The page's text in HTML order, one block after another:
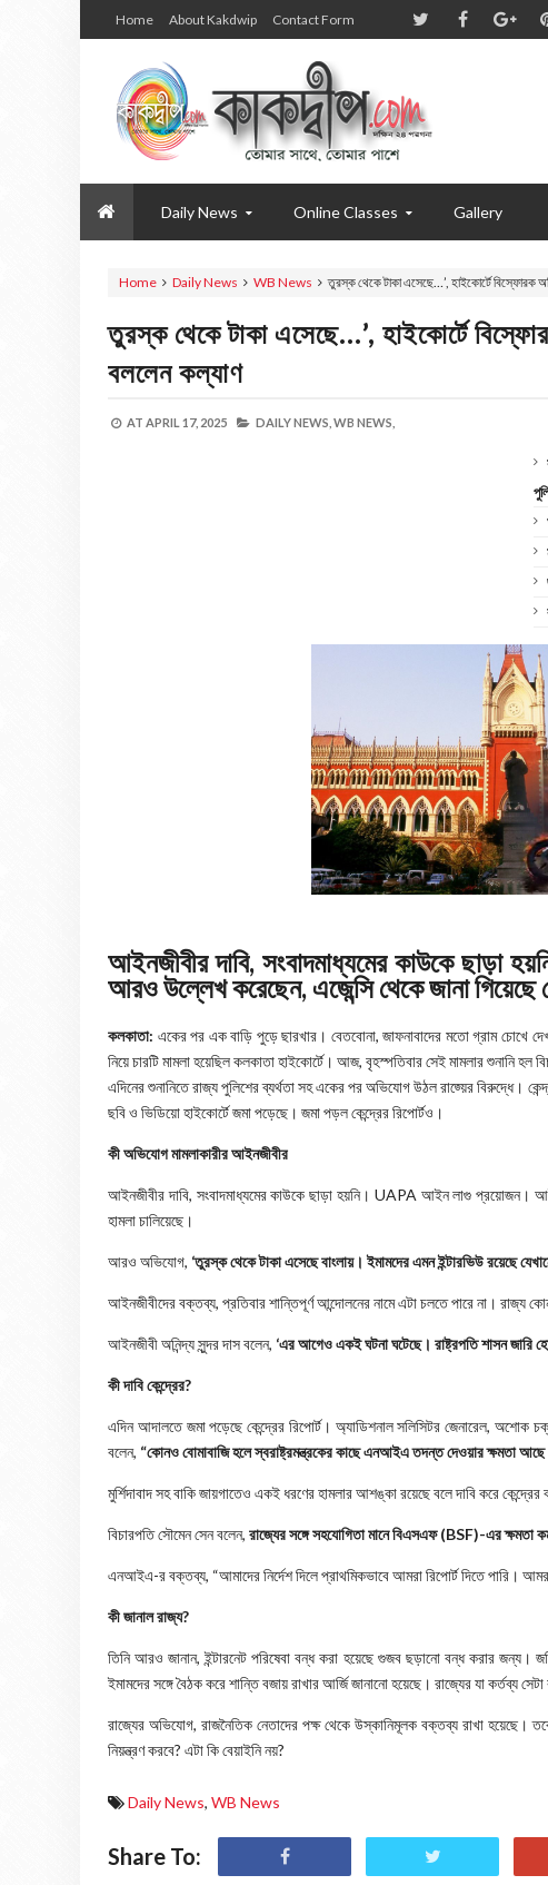
Home About Kakdwip Contact Form
Daily News Online Classes Gallery
Home Daily News WB News তুরস্ক থেকে টাকা এসেছে…’, হাইকোর্টে বিস্ফোরক
তুরস্ক থেকে টাকা এসেছে…’, হাইকোর্টে
বললেন কল্যাণ
AT APRIL 17, 2025 DAILY NEWS, WB NEWS,
আইনজীবীর দাবি, সংবাদমাধ্যমের কাউকে
আরও উল্লেখ করেছেন, এজেন্সি থেকে জানা গিয়েছে
কলকাতা: একের পর এক বাড়ি পুড়ে ছারখার। বেতবোনা, জাফনাবাদের মতো গ্রাম চোখে
নিয়ে চারটি মামলা হয়েছিল কলকাতা হাইকোর্টে। আজ, বৃহস্পতিবার সেই মামলার শুনানি হল
এদিনের শুনানিতে রাজ্য পুলিশের ব্যর্থতা সহ একের পর অভিযোগ উঠল রাজ্য়ের বিরুদ্ধে।
ছবি ও ভিডিয়ো হাইকোর্টে জমা পড়েছে। জমা পড়ল কেন্দ্রের রিপোর্টও।
কী অভিযোগ মামলাকারীর আইনজীবীর
আইনজীবীর দাবি, সংবাদমাধ্যমের কাউকে ছাড়া হয়নি। UAPA আইন লাগু প্রয়োজন।
হামলা চালিয়েছে।
আরও অভিযোগ, ‘তুরস্ক থেকে টাকা এসেছে বাংলায়। ইমামদের এমন ইন্টারভিউ রয়েছে
আইনজীবীদের বক্তব্য, প্রতিবার শান্তিপূর্ণ আন্দোলনের নামে এটা চলতে পারে না। রাজ্য
আইনজীবী অনিন্দ্য সুন্দর দাস বলেন, ‘এর আগেও একই ঘটনা ঘটেছে। রাষ্ট্রপতি শাসন জারি
কী দাবি কেন্দ্রের?
এদিন আদালতে জমা পড়েছে কেন্দ্রের রিপোর্ট। অ্যাডিশনাল সলিসিটর জেনারেল, অশোক
বলেন, “কোনও বোমাবাজি হলে স্বরাষ্ট্রমন্ত্রকের কাছে এনআইএ তদন্ত দেওয়ার ক্ষমতা
মুর্শিদাবাদ সহ বাকি জায়গাতেও একই ধরণের হামলার আশঙ্কা রয়েছে বলে দাবি করে
বিচারপতি সৌমেন সেন বলেন, রাজ্যের সঙ্গে সহযোগিতা মানে বিএসএফ (BSF)-এর ক্ষমতা
এনআইএ-র বক্তব্য, “আমাদের নির্দেশ দিলে প্রাথমিকভাবে আমরা রিপোর্ট দিতে পারি।
কী জানাল রাজ্য?
তিনি আরও জানান, ইন্টারনেট পরিষেবা বন্ধ করা হয়েছে গুজব ছড়ানো বন্ধ করার জন্য।
ইমামদের সঙ্গে বৈঠক করে শান্তি বজায় রাখার আর্জি জানানো হয়েছে। রাজ্যের যা কর্তব্য
রাজ্যের অভিযোগ, রাজনৈতিক নেতাদের পক্ষ থেকে উস্কানিমূলক বক্তব্য রাখা হয়েছে।
নিয়ন্ত্রণ করবে? এটা কি বেয়াইনি নয়?
Daily News, WB News
Share To: